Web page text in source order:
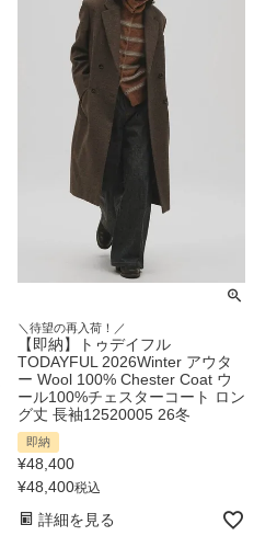
＼待望の再入荷！／
【即納】トゥデイフル
TODAYFUL 2026Winter アウタ
ー Wool 100% Chester Coat ウ
ール100%チェスターコート ロン
グ丈 長袖12520005 26冬
即納
¥48,400
¥48,400税込
詳細を見る